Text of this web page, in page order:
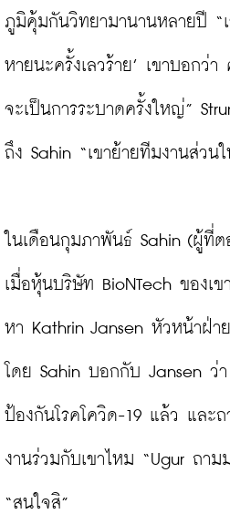
ภูมิคุ้มกันวิทยามานานหลายปี “
หายนะครั้งเลวร้าย’ เขาบอกว่า
จะเป็นการระบาดครั้งใหญ่”
ถึง Sahin “เขาย้ายทีมงานส่ว
ในเดือนกุมภาพันธ์ Sahin (ผู้ที่ต
เมื่อหุ้นบริษัท BioNTech ของเ
หา Kathrin Jansen หัวหน้าฝ่า
โดย Sahin บอกกับ Jansen ว่
ป้องกันโรคโควิด-19 แล้ว และถ
งานร่วมกับเขาไหม “Ugur ถา
“สนใจสิ”